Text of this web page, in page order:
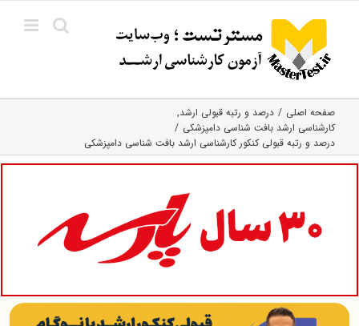
content
صفحه اصلی
درصد و رتبه قبولی ارشد
کارشناسی ارشد بافت‌ شناسی دامپزشکی
درصد و رتبه قبولی کنکور کارشناسی ارشد بافت شناسی دامپزشکی